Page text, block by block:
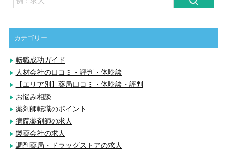
カテゴリー
転職成功ガイド
人材会社の口コミ・評判・体験談
【エリア別】薬局口コミ・体験談・評判
お悩み相談
薬剤師転職のポイント
病院薬剤師の求人
製薬会社の求人
調剤薬局・ドラッグストアの求人